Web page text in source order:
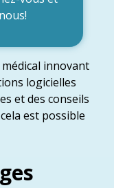
innovant
logicielles
et des conseils
est possible